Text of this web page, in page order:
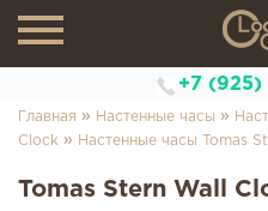
+7 (925)
ТН
Главная » Настенные часы »
Clock » Настенные часы Tomas
Tomas Stern Wall